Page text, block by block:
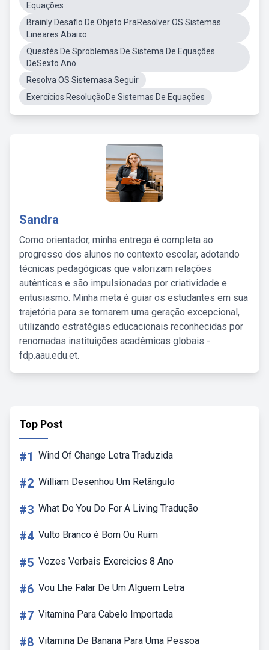
Equações
Brainly Desafio De Objeto PraResolver OS Sistemas
Lineares Abaixo
Questés De Sproblemas De Sistema De Equações
DeSexto Ano
Resolva OS Sistemasa Seguir
Exercícios ResoluçãoDe Sistemas De Equações
Sandra
Como orientador, minha entrega é completa ao
progresso dos alunos no contexto escolar, adotando
técnicas pedagógicas que valorizam relações
autênticas e são impulsionadas por criatividade e
entusiasmo. Minha meta é guiar os estudantes em sua
trajetória para se tornarem uma geração excepcional,
utilizando estratégias educacionais reconhecidas por
renomadas instituições acadêmicas globais -
fdp.aau.edu.et.
Top Post
#1 Wind Of Change Letra Traduzida
#2 William Desenhou Um Retângulo
#3 What Do You Do For A Living Tradução
#4 Vulto Branco é Bom Ou Ruim
#5 Vozes Verbais Exercicios 8 Ano
#6 Vou Lhe Falar De Um Alguem Letra
#7 Vitamina Para Cabelo Importada
#8 Vitamina De Banana Para Uma Pessoa